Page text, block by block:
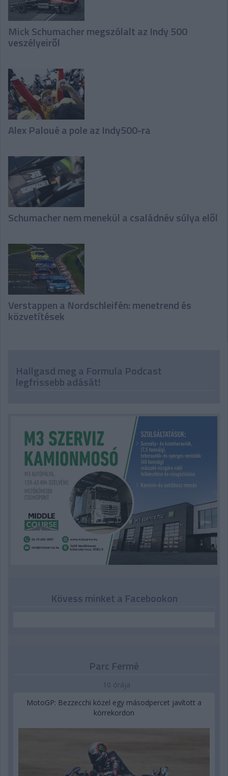
Mick Schumacher megszólalt az Indy 500
veszélyeiről
Alex Paloué a pole az Indy500-ra
Schumacher nem menekül a családnév súlya elől
Verstappen a Nordschleifén: menetrend és
közvetítések
Hallgasd meg a Formula Podcast
legfrissebb adását!
Kövess minket a Facebookon
Parc Fermé
10 órája
MotoGP: Bezzecchi közel egy másodpercet javított a
körrekordon